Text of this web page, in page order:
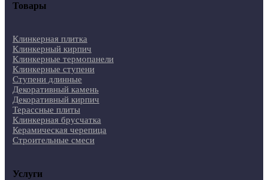
Товары
Клинкерная плитка
Клинкерный кирпич
Клинкерные термопанели
Клинкерные ступени
Ступени длинные
Декоративный камень
Декоративный кирпич
Терассные плиты
Клинкерная брусчатка
Керамическая черепица
Строительные смеси
Услуги